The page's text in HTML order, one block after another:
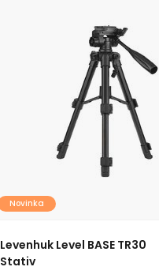
Novinka
Levenhuk Level BASE TR30
Stativ